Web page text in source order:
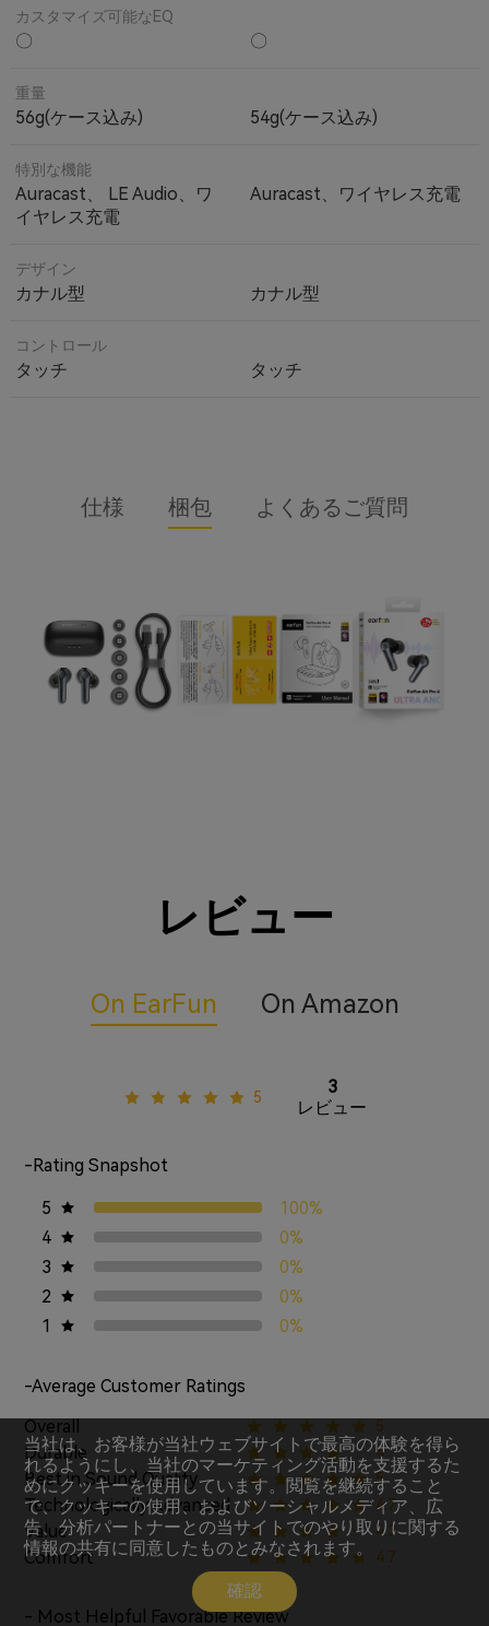
カスタマイズ可能なEQ
〇 〇
重量
56g(ケース込み) 54g(ケース込み)
特別な機能
Auracast、 LE Audio、ワ
イヤレス充電
Auracast、ワイヤレス充電
デザイン
カナル型 カナル型
コントロール
タッチ タッチ
仕様 梱包 よくあるご質問
レビュー
On EarFun On Amazon
5
3
レビュー
-Rating Snapshot
5
100%
4
0%
3
0%
2
0%
1
0%
-Average Customer Ratings
Overall
5
Durable 4
Best in Sound Quality 5
Technologically Advanced 4.7
Value 4.3
Comfort 4.7
- Most Helpful Favorable Review
当社は、お客様が当社ウェブサイトで最高の体験を得ら
れるようにし、当社のマーケティング活動を支援するた
めにクッキーを使用しています。閲覧を継続すること
で、クッキーの使用、およびソーシャルメディア、広
告、分析パートナーとの当サイトでのやり取りに関する
情報の共有に同意したものとみなされます。
確認